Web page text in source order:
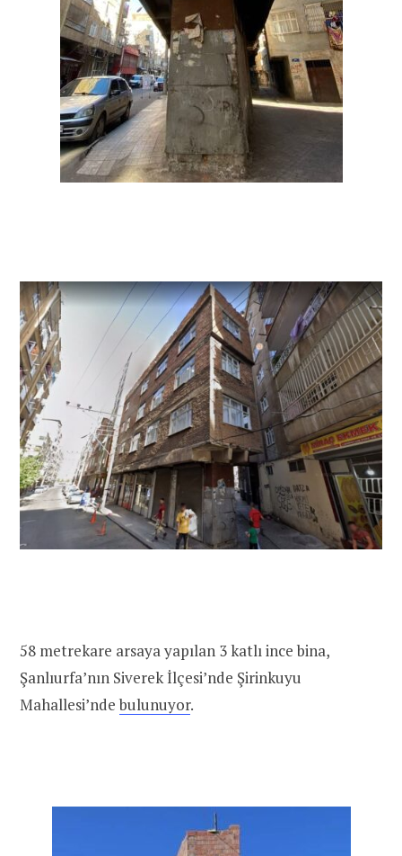
58 metrekare arsaya yapılan 3 katlı ince bina,
Şanlıurfa’nın Siverek İlçesi’nde Şirinkuyu
Mahallesi’ndebulunuyor.